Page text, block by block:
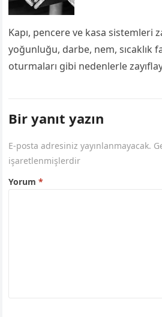
Kapı, pencere ve kasa sistemleri
yoğunluğu, darbe, nem, sıcaklık
oturmaları gibi nedenlerle
Bir yanıt yazın
E-posta adresiniz yayınlanmayacak.
işaretlenmişlerdir
Yorum*